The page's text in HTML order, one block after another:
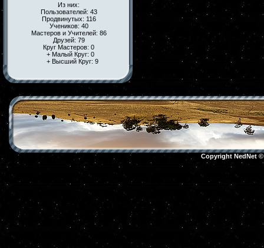
Из них:
Пользователей: 43
Продвинутых: 116
Учеников: 40
Мастеров и Учителей: 86
Друзей: 79
Круг Мастеров: 0
+ Малый Круг: 0
+ Высший Круг: 9
Copyright NedNet